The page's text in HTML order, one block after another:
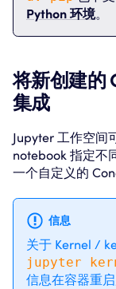
Python 环境。
将新创建的
集成
Jupyter 工作空间
notebook 指定不
一个自定义的
信息
关于 Kernel /
jupyter
信息在容器重